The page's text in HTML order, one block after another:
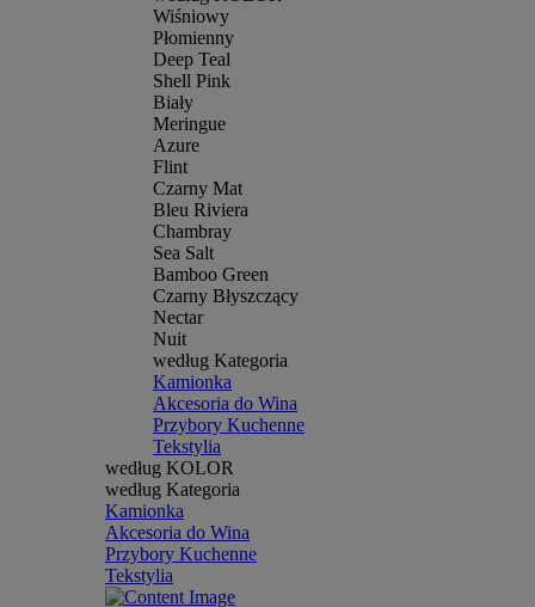
Wiśniowy
Płomienny
Deep Teal
Shell Pink
Biały
Meringue
Azure
Flint
Czarny Mat
Bleu Riviera
Chambray
Sea Salt
Bamboo Green
Czarny Błyszczący
Nectar
Nuit
według Kategoria
Kamionka
Akcesoria do Wina
Przybory Kuchenne
Tekstylia
według KOLOR
według Kategoria
Kamionka
Akcesoria do Wina
Przybory Kuchenne
Tekstylia